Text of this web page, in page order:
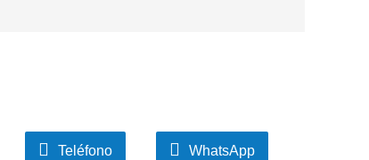
Teléfono WhatsApp